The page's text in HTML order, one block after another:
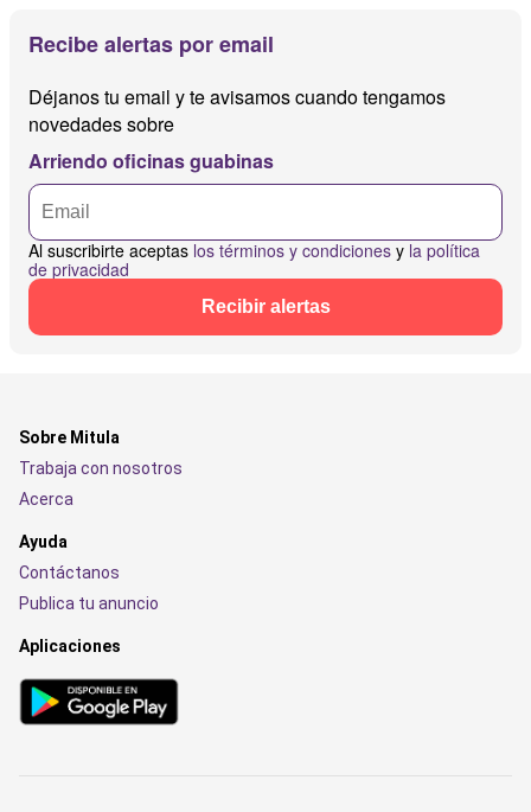
Recibe alertas por email
Déjanos tu email y te avisamos cuando tengamos
novedades sobre
Arriendo oficinas guabinas
Al suscribirte aceptas los términos y condiciones y la política
de privacidad
Recibir alertas
Sobre Mitula
Trabaja con nosotros
Acerca
Ayuda
Contáctanos
Publica tu anuncio
Aplicaciones